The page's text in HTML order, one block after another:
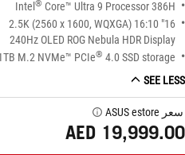
Intel® Core™ Ultra 9 Processor 386H
16" 2.5K (2560 x 1600, WQXGA) 16:10
240Hz OLED ROG Nebula HDR Display
M.2 NVMe™ PCIe® 4.0 SSD storage
SEE LESS
سعر ASUS estore tooltip
AED 19,999.00